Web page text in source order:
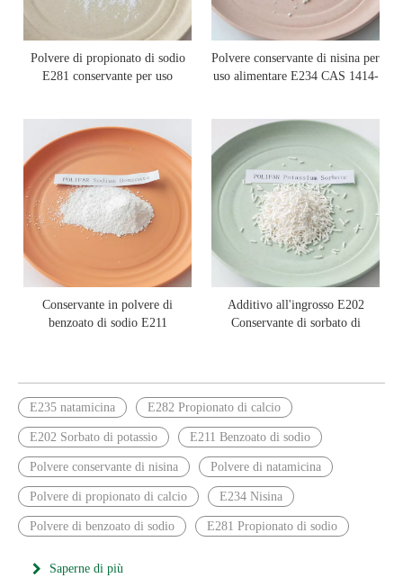
Polvere di propionato di sodio
E281 conservante per uso
Polvere conservante di nisina per
uso alimentare E234 CAS 1414-
Conservante in polvere di
benzoato di sodio E211
Additivo all'ingrosso E202
Conservante di sorbato di
E235 natamicina E282 Propionato di calcio
E202 Sorbato di potassio E211 Benzoato di sodio
Polvere conservante di nisina Polvere di natamicina
Polvere di propionato di calcio E234 Nisina
Polvere di benzoato di sodio E281 Propionato di sodio
Saperne di più